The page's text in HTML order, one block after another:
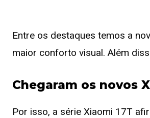
Entre os destaques temos a
maior conforto visual. Além
Chegaram os novos
Por isso, a série Xiaomi 17T